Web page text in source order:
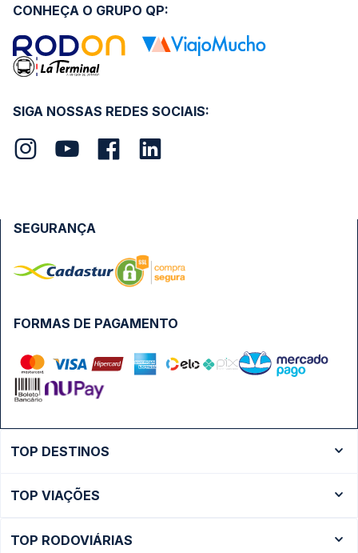
SIGA NOSSAS REDES SOCIAIS:
CONHEÇA O GRUPO QP:
FORMAS DE PAGAMENTO
SEGURANÇA
TOP DESTINOS
Ônibus São Paulo
TOP VIAÇÕES
TOP RODOVIÁRIAS